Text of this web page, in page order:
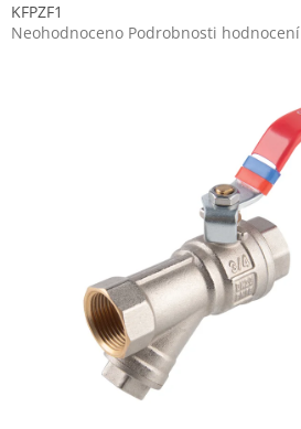
KFPZF1
Průměrné
Neohodnoceno Podrobnosti hodnocení